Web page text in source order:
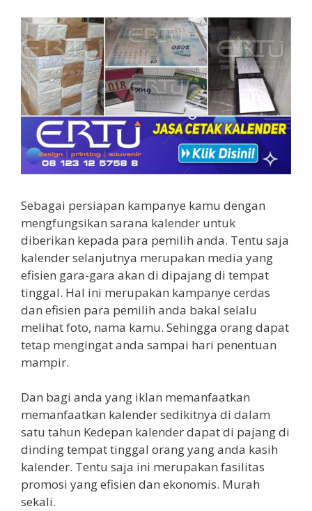
Sebagai persiapan kampanye kamu dengan
mengfungsikan sarana kalender untuk
diberikan kepada para pemilih anda. Tentu saja
kalender selanjutnya merupakan media yang
efisien gara-gara akan di dipajang di tempat
tinggal. Hal ini merupakan kampanye cerdas
dan efisien para pemilih anda bakal selalu
melihat foto, nama kamu. Sehingga orang dapat
tetap mengingat anda sampai hari penentuan
mampir.
Dan bagi anda yang iklan memanfaatkan
memanfaatkan kalender sedikitnya di dalam
satu tahun Kedepan kalender dapat di pajang di
dinding tempat tinggal orang yang anda kasih
kalender. Tentu saja ini merupakan fasilitas
promosi yang efisien dan ekonomis. Murah
sekali.